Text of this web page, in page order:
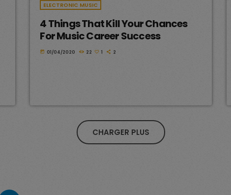
ELECTRONIC MUSIC
4 Things That Kill Your Chances
For Music Career Success
today 01/04/2020 22 1 2
CHARGER PLUS